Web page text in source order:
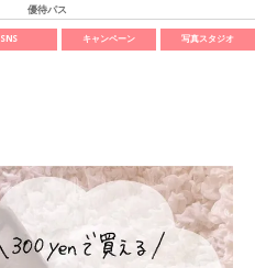
優待パス
SNS キャンペーン 写真スタジオ